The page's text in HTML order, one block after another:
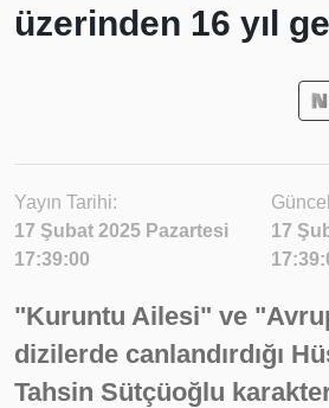
üzerinden 16 yıl
Yayın Tarihi:
17 Şubat 2025 Pazartesi
17:39:00
17
"Kuruntu Ailesi" ve
dizilerde canlandırdığı
Tahsin Sütçüoğlu